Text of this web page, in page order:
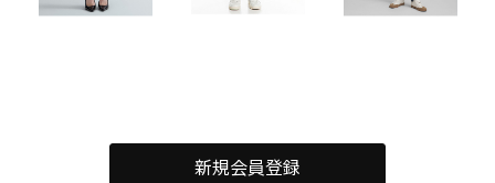
新規会員登録